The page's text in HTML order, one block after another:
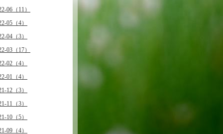
06（11）
05（4）
04（3）
03（17）
02（4）
01（4）
12（3）
11（3）
10（5）
09（4）